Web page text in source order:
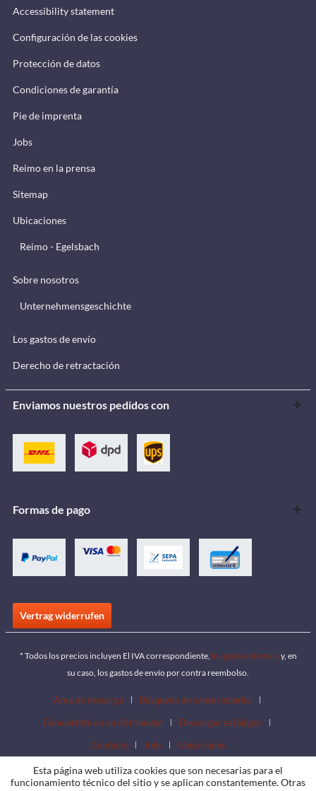
Accessibility statement
Configuración de las cookies
Protección de datos
Condiciones de garantía
Pie de imprenta
Jobs
Reimo en la prensa
Sitemap
Ubicaciones
Reimo - Egelsbach
Sobre nosotros
Unternehmensgeschichte
Los gastos de envío
Derecho de retractación
Enviamos nuestros pedidos con
Formas de pago
Vertrag widerrufen
* Todos los precios incluyen El IVA correspondiente, los gastos de envío y, en
su caso, los gastos de envío por contra reembolso.
Área de descarga
Búsqueda de concesionarios
Conviértete en un distribuidor
Descargar catálogos
Contacto
Jobs Ubicaciones
Esta página web utiliza cookies que son necesarias para el
funcionamiento técnico del sitio y se aplican constantemente. Otras